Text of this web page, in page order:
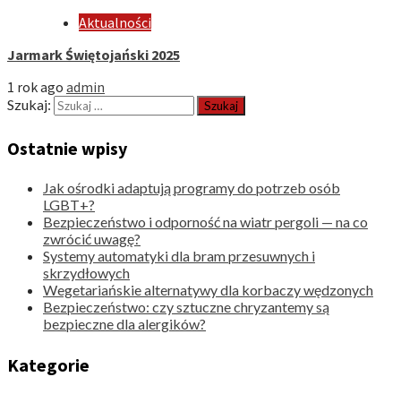
Aktualności
Jarmark Świętojański 2025
1 rok ago admin
Szukaj:
Ostatnie wpisy
Jak ośrodki adaptują programy do potrzeb osób
LGBT+?
Bezpieczeństwo i odporność na wiatr pergoli — na co
zwrócić uwagę?
Systemy automatyki dla bram przesuwnych i
skrzydłowych
Wegetariańskie alternatywy dla korbaczy wędzonych
Bezpieczeństwo: czy sztuczne chryzantemy są
bezpieczne dla alergików?
Kategorie